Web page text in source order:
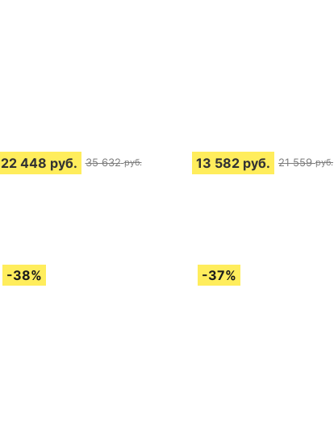
22 448 руб. 35 632 руб. 13 582 руб. 21 559 руб.